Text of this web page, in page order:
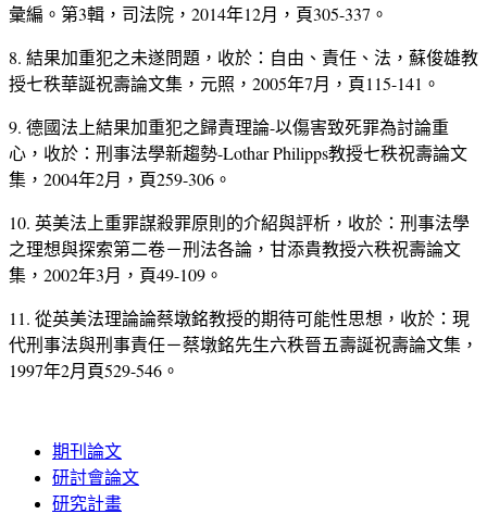
彙編。第3輯，司法院，2014年12月，頁305-337 。
8. 結果加重犯之未遂問題，收於：自由、責任、法，蘇俊雄教
授七秩華誕祝壽論文集，元照，2005年7月，頁115-141。
9. 德國法上結果加重犯之歸責理論-以傷害致死罪為討論重
心，收於：刑事法學新趨勢-Lothar Philipps教授七秩祝壽論文
集，2004年2月，頁259-306。
10. 英美法上重罪謀殺罪原則的介紹與評析，收於：刑事法學
之理想與探索第二卷－刑法各論，甘添貴教授六秩祝壽論文
集，2002年3月，頁49-109。
11. 從英美法理論論蔡墩銘教授的期待可能性思想，收於：現
代刑事法與刑事責任－蔡墩銘先生六秩晉五壽誕祝壽論文集，
1997年2月頁529-546。
期刊論文
研討會論文
研究計畫